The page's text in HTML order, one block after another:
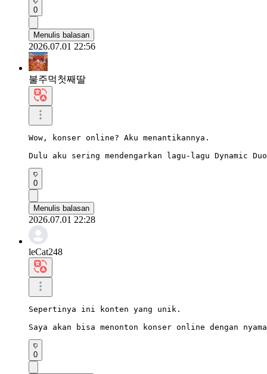
0
Menulis balasan
2026.07.01 22:56
불주먹첫째딸
Wow, konser online? Aku menantikannya.
Dulu aku sering mendengarkan lagu-lagu Dynamic
0
Menulis balasan
2026.07.01 22:28
leCat248
Sepertinya ini konten yang unik.
Saya akan bisa menonton konser online dengan
0